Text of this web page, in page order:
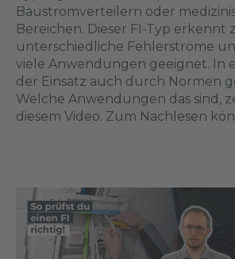
Baustromverteilern oder
Bereichen. Dieser FI-Typ erkennt
unterschiedliche Fehlerströme
viele Anwendungen geeignet. In
der Einsatz auch durch Normen
Welche Anwendungen das sind,
diesem Video. Zum Nachlesen